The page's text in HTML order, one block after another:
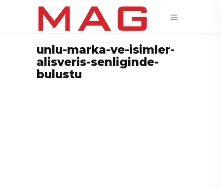
unlu-marka-ve-isimler-
alisveris-senliginde-
bulustu